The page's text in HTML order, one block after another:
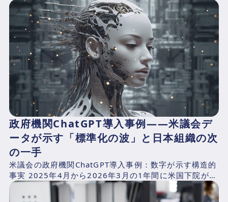
政府機関ChatGPT導入事例——米議会デ
ータが示す「標準化の波」と日本組織の次
の一手
米議会の政府機関ChatGPT導入事例：数字が示す構造的
事実 2025年4月から2026年3月の1年間に米国下院が支
出したAI関連費用を、CNBCが下院支出記録...